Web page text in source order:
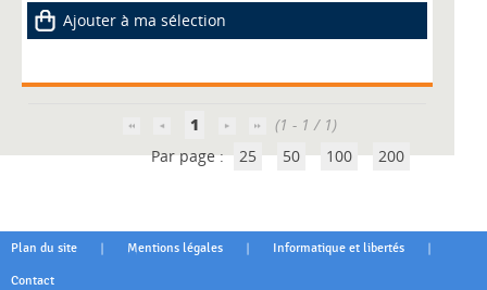
Ajouter à ma sélection
1
(1 - 1 / 1)
Par page : 25 50 100 200
Plan du site | Mentions légales | Informatique et libertés |
Contact